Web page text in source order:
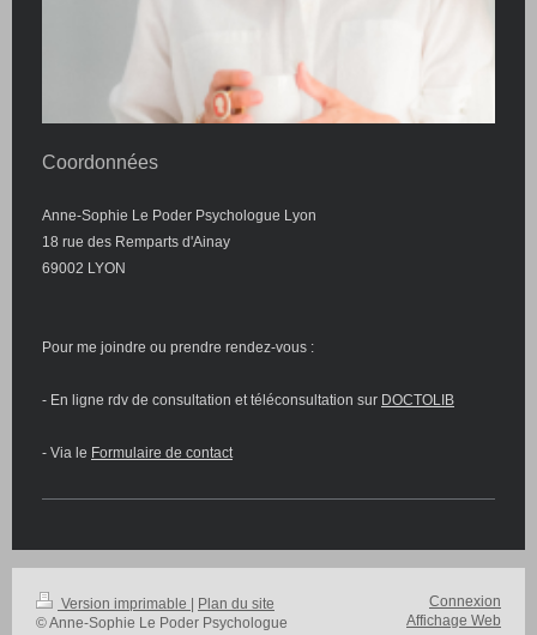
Coordonnées
Anne-Sophie Le Poder Psychologue Lyon
18 rue des Remparts d'Ainay
69002 LYON
Pour me joindre ou prendre rendez-vous :
- En ligne rdv de consultation et téléconsultation sur DOCTOLIB
- Via le Formulaire de contact
Version imprimable
Plan du site
© Anne-Sophie Le Poder Psychologue
Connexion
Affichage Web